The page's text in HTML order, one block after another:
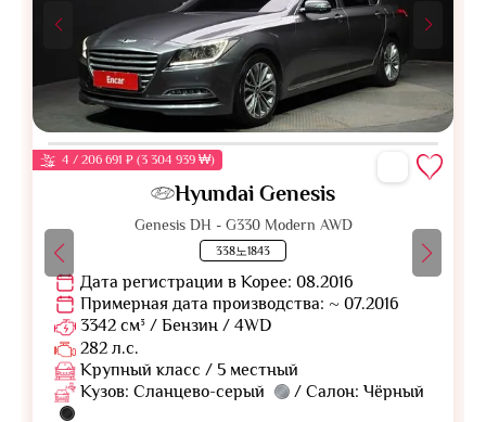
4 / 206 691 ₽ (3 304 939 ₩)
Hyundai Genesis
Genesis DH - G330 Modern AWD
338노1843
Дата регистрации в Корее: 08.2016
Примерная дата производства: ~ 07.2016
3342 см³ / Бензин / 4WD
282 л.с.
Крупный класс / 5 местный
Кузов: Сланцево-серый
/ Салон: Чёрный